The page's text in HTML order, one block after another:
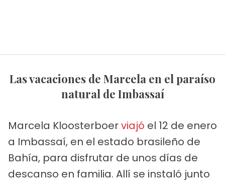
Las vacaciones de Marcela en el paraíso
natural de Imbassaí
Marcela Kloosterboerviajó el 12 de enero
a Imbassaí, en el estado brasileño de
Bahía, para disfrutar de unos días de
descanso en familia. Allí se instaló junto